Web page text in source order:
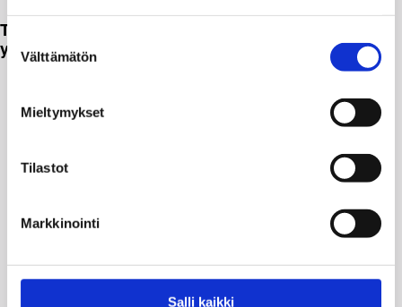
valinta
Välttämätön
Mieltymykset
Tilastot
Markkinointi
Salli kaikki
Tervetuloa Kuntien ja hyvinvointialueiden
yhdyspinnat -teoksen julkistamistilaisuuteen 20.1.